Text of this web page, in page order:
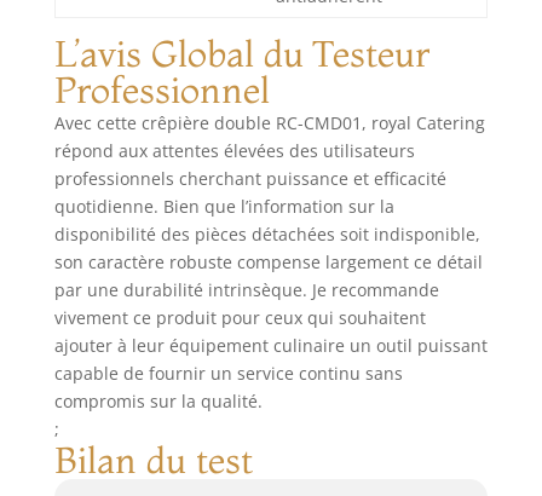
L’avis Global du Testeur
Professionnel
Avec cette crêpière double RC-CMD01, royal Catering
répond aux attentes élevées des utilisateurs
professionnels cherchant puissance et efficacité
quotidienne. Bien que l’information sur la
disponibilité des pièces détachées soit indisponible,
son caractère robuste compense largement ce détail
par une durabilité intrinsèque. Je recommande
vivement ce produit pour ceux qui souhaitent
ajouter à leur équipement culinaire un outil puissant
capable de fournir un service continu sans
compromis sur la qualité.
;
Bilan du test